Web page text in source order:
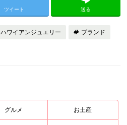
ツイート 送る
ハワイアンジュエリー ブランド
グルメ お土産